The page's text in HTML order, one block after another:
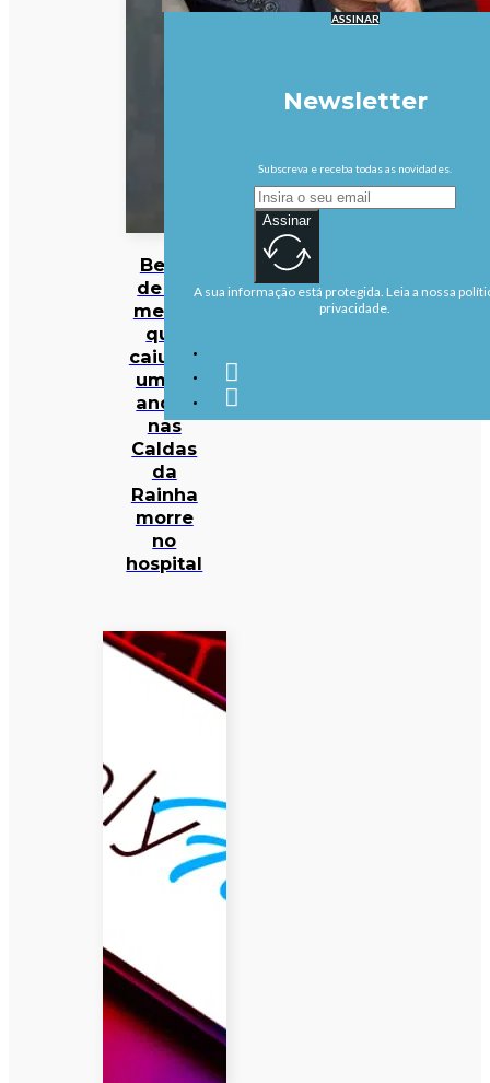
Bebé
de 22
meses
que
caiu de
um 4º
andar
nas
Caldas
da
Rainha
morre
no
hospital
ASSINAR
Newsletter
Subscreva e receba todas as novidades.
Assinar
A sua informação está protegida. Leia a nossa
privacidade.